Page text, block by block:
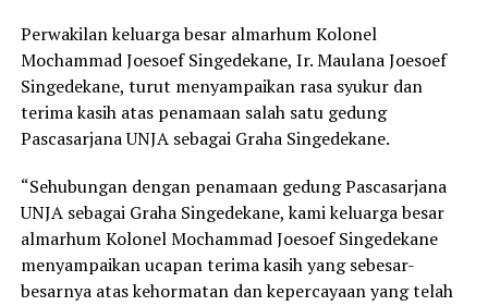
Perwakilan keluarga besar almarhum Kolonel
Mochammad Joesoef Singedekane, Ir. Maulana Joesoef
Singedekane, turut menyampaikan rasa syukur dan
terima kasih atas penamaan salah satu gedung
Pascasarjana UNJA sebagai Graha Singedekane.
“Sehubungan dengan penamaan gedung Pascasarjana
UNJA sebagai Graha Singedekane, kami keluarga besar
almarhum Kolonel Mochammad Joesoef Singedekane
menyampaikan ucapan terima kasih yang sebesar-
besarnya atas kehormatan dan kepercayaan yang telah